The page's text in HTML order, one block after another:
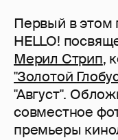
Первый в этом
HELLO!
Мерил Стрип,
"Золотой
"Август".
совместное
премьеры